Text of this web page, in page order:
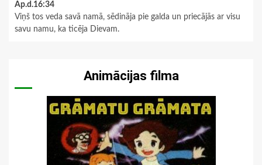
Ap.d.16:34
Viņš tos veda savā namā, sēdināja pie galda un priecājās ar visu
savu namu, ka ticēja Dievam.
Animācijas filma